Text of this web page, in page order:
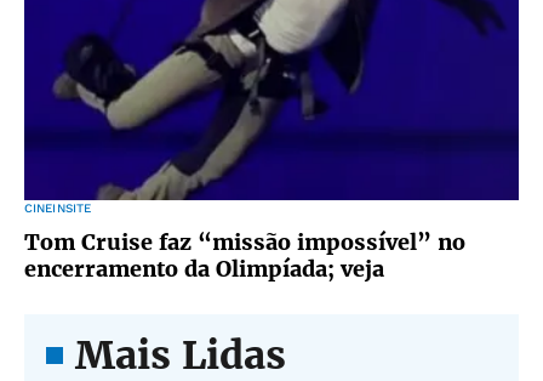
CINEINSITE
Tom Cruise faz “missão impossível” no
encerramento da Olimpíada; veja
Mais Lidas